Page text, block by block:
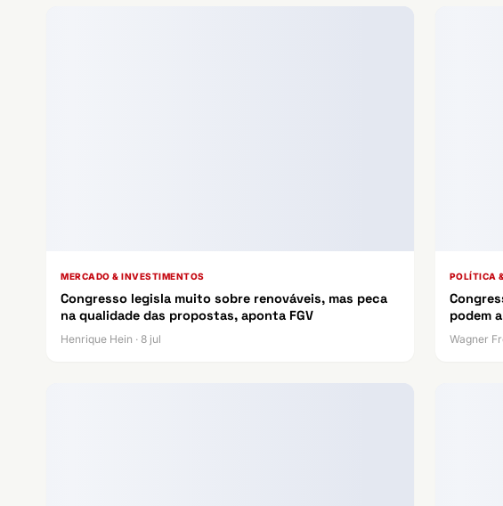
MERCADO & INVESTIMENTOS
Congresso legisla muito sobre renováveis, mas peca
na qualidade das propostas, aponta FGV
Henrique Hein · 8 jul
POLÍTICA
podem
Wagner